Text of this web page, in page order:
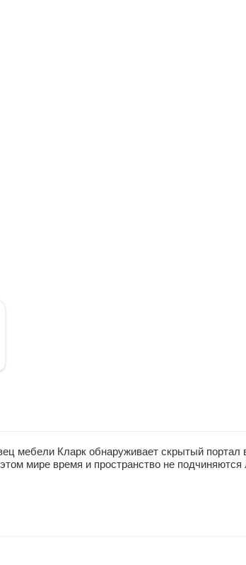
мебели Кларк обнаруживает скрытый портал
мире время и пространство не